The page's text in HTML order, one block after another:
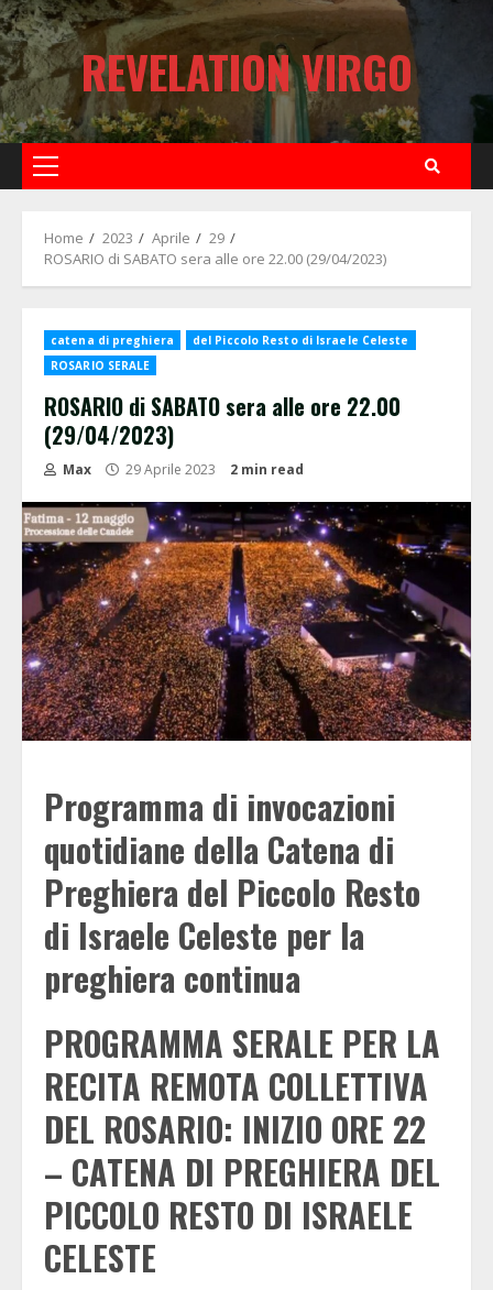
Skip
to
content
REVELATION VIRGO
Primary
Home 2023 Aprile
29
ROSARIO di SABATO sera alle ore 22.00 (29/04/2023)
catena di preghiera
del Piccolo Resto di Israele Celeste
ROSARIO SERALE
ROSARIO di SABATO sera alle ore 22.00
(29/04/2023)
Max 29 Aprile 2023 2 min read
Programma di invocazioni
quotidiane della Catena di
Preghiera del Piccolo Resto
di Israele Celeste per la
preghiera continua
PROGRAMMA SERALE PER LA
RECITA REMOTA COLLETTIVA
DEL ROSARIO: INIZIO ORE 22
– CATENA DI PREGHIERA DEL
PICCOLO RESTO DI ISRAELE
CELESTE